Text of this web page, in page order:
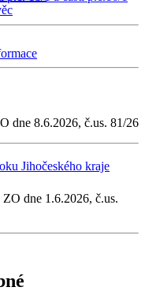
Jihočeského kraje
dne 8.6.2026, č.us. 81/26
dne 1.6.2026, č.us.